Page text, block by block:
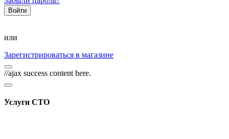
или
Зарегистрироваться в магазине
//ajax success content here.
Услуги СТО